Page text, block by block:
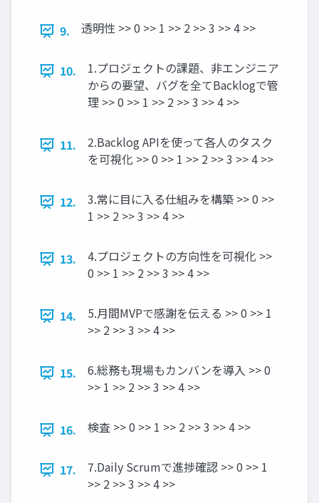
9. 透明性 >> 0 >> 1 >> 2 >> 3 >> 4 >>
10.
1.プロジェクトの課題、非エンジニア
からの要望、バグを全てBacklogで管
理 >> 0 >> 1 >> 2 >> 3 >> 4 >>
11.
2.Backlog APIを使って各人のタスク
を可視化 >> 0 >> 1 >> 2 >> 3 >> 4 >>
12.
3.常に目に入る仕組みを構築 >> 0 >>
1 >> 2 >> 3 >> 4 >>
13.
4.プロジェクトの方向性を可視化 >>
0 >> 1 >> 2 >> 3 >> 4 >>
14.
5.月間MVPで感謝を伝える >> 0 >> 1
>> 2 >> 3 >> 4 >>
15.
6.総務も現場もカンバンを導入 >> 0
>> 1 >> 2 >> 3 >> 4 >>
16. 検査 >> 0 >> 1 >> 2 >> 3 >> 4 >>
17.
7.Daily Scrumで進捗確認 >> 0 >> 1
>> 2 >> 3 >> 4 >>